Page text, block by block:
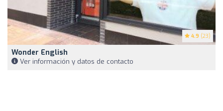
4.9 (23)
Wonder English
Ver información y datos de contacto